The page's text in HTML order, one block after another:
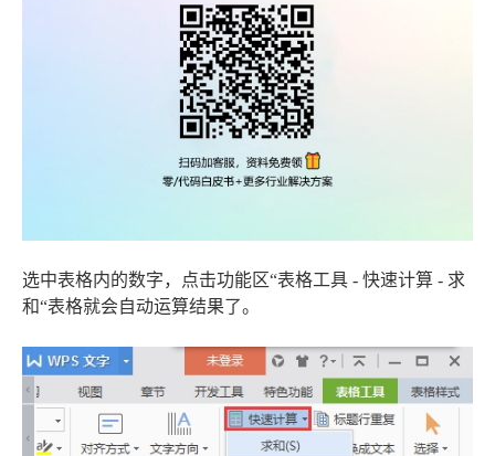
选中表格内的数字，点击功能区“表格工具 - 快速计算 - 求
和“表格就会自动运算结果了。